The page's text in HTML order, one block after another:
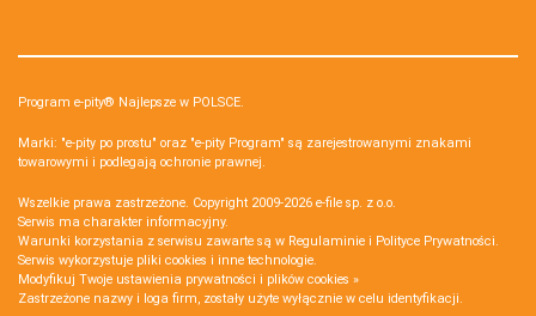
Program e-pity® Najlepsze w POLSCE.
Marki: "e-pity po prostu" oraz "e-pity Program" są zarejestrowanymi znakami
towarowymi i podlegają ochronie prawnej.
Wszelkie prawa zastrzeżone. Copyright 2009-2026 e-file sp. z o.o.
Serwis ma charakter informacyjny.
Warunki korzystania z serwisu zawarte są w Regulaminie i Polityce Prywatności.
Serwis wykorzystuje pliki cookies i inne technologie.
Modyfikuj Twoje ustawienia prywatności i plików cookies »
Zastrzeżone nazwy i loga firm, zostały użyte wyłącznie w celu identyfikacji.